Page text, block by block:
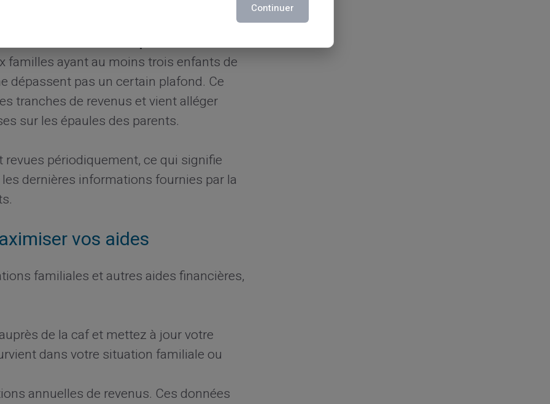
il existe plusieurs autres aides
de ressources. Lecomplément familial
familles ayant au moins trois enfants de
dépassent pas un certain plafond. Ce
tranches de revenus et vient alléger
sur les épaules des parents.
périodiquement, ce qui signifie
dernières informations fournies par la
vos aides
familiales et autres aides financières,
de la caf et mettez à jour votre
dans votre situation familiale ou
annuelles de revenus. Ces données
Continuer